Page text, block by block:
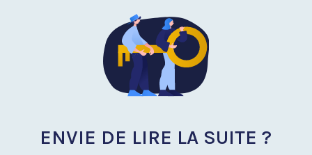
ENVIE DE LIRE LA SUITE ?